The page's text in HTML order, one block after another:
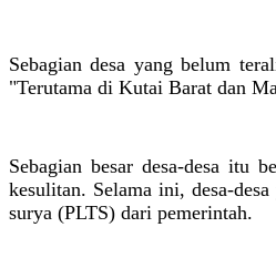
Sebagian desa yang belum
"Terutama di Kutai Barat dan
Sebagian besar desa-desa itu
kesulitan. Selama ini, desa-
surya (PLTS) dari pemerintah.